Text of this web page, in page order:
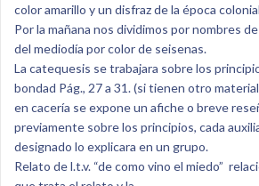
color amarillo y un disfraz de la época colonial
Por la mañana nos dividimos por nombres
del mediodía por color de seisenas.
La catequesis se trabajara sobre los
bondad Pág., 27 a 31. (si tienen otro
en cacería se expone un afiche o breve
previamente sobre los principios, cada
designado lo explicara en un grupo.
Relato de l.t.v. “de como vino el miedo”